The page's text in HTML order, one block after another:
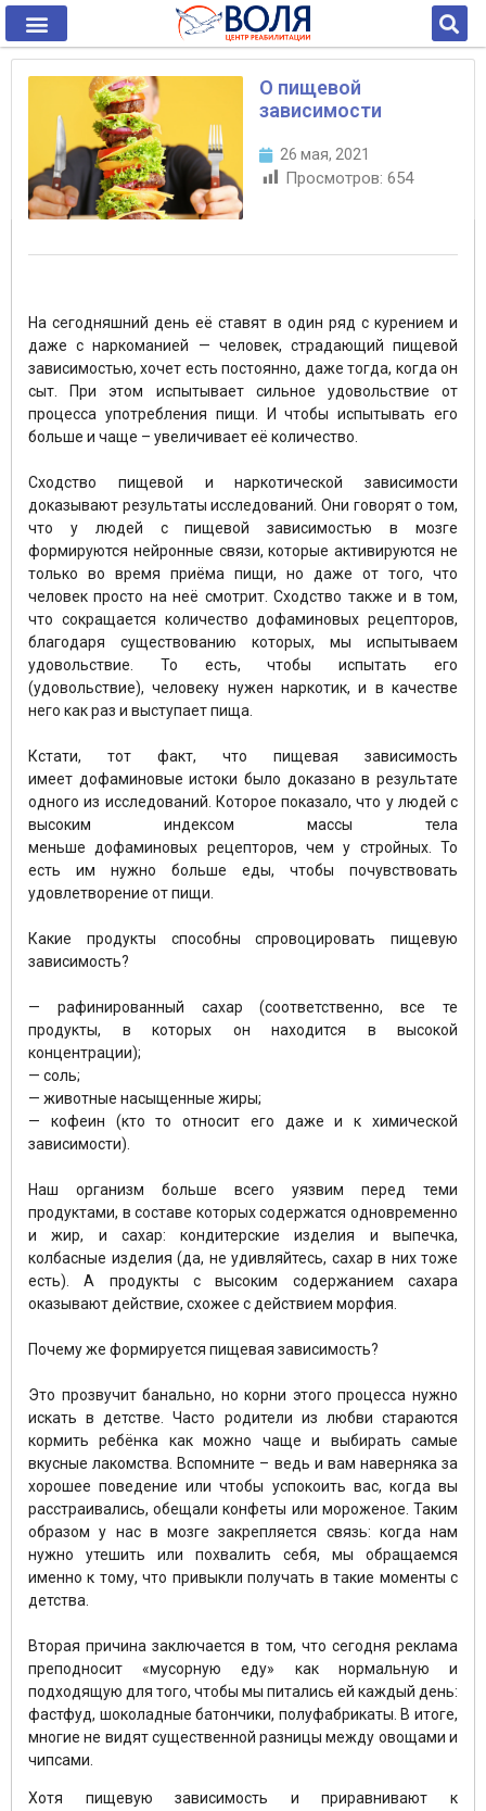
О пищевой
зависимости
26 мая, 2021
Просмотров: 654
На сегодняшний день её ставят в один ряд с курением и
даже с наркоманией — человек, страдающий пищевой
зависимостью, хочет есть постоянно, даже тогда, когда он
сыт. При этом испытывает сильное удовольствие от
процесса употребления пищи. И чтобы испытывать его
больше и чаще – увеличивает её количество.
Сходство пищевой и наркотической зависимости
доказывают результаты исследований. Они говорят о том,
что у людей с пищевой зависимостью в мозге
формируются нейронные связи, которые активируются не
только во время приёма пищи, но даже от того, что
человек просто на неё смотрит. Сходство также и в том,
что сокращается количество дофаминовых рецепторов,
благодаря существованию которых, мы испытываем
удовольствие. То есть, чтобы испытать его
(удовольствие), человеку нужен наркотик, и в качестве
него как раз и выступает пища.
Кстати, тот факт, что пищевая зависимость
имеет дофаминовые истоки было доказано в результате
одного из исследований. Которое показало, что у людей с
высоким индексом массы тела
меньше дофаминовых рецепторов, чем у стройных. То
есть им нужно больше еды, чтобы почувствовать
удовлетворение от пищи.
Какие продукты способны спровоцировать пищевую
зависимость?
— рафинированный сахар (соответственно, все те
продукты, в которых он находится в высокой
концентрации);
— соль;
— животные насыщенные жиры;
— кофеин (кто то относит его даже и к химической
зависимости).
Наш организм больше всего уязвим перед теми
продуктами, в составе которых содержатся одновременно
и жир, и сахар: кондитерские изделия и выпечка,
колбасные изделия (да, не удивляйтесь, сахар в них тоже
есть). А продукты с высоким содержанием сахара
оказывают действие, схожее с действием морфия.
Почему же формируется пищевая зависимость?
Это прозвучит банально, но корни этого процесса нужно
искать в детстве. Часто родители из любви стараются
кормить ребёнка как можно чаще и выбирать самые
вкусные лакомства. Вспомните – ведь и вам наверняка за
хорошее поведение или чтобы успокоить вас, когда вы
расстраивались, обещали конфеты или мороженое. Таким
образом у нас в мозге закрепляется связь: когда нам
нужно утешить или похвалить себя, мы обращаемся
именно к тому, что привыкли получать в такие моменты с
детства.
Вторая причина заключается в том, что сегодня реклама
преподносит «мусорную еду» как нормальную и
подходящую для того, чтобы мы питались ей каждый день:
фастфуд, шоколадные батончики, полуфабрикаты. В итоге,
многие не видят существенной разницы между овощами и
чипсами.
Хотя пищевую зависимость и приравнивают к